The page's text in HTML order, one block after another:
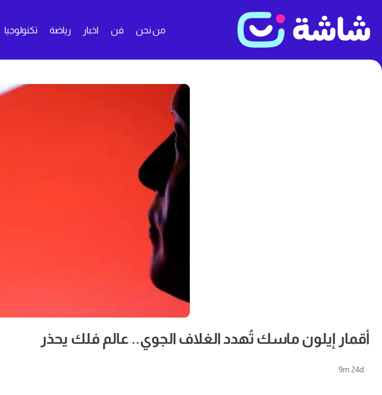
من نحن فن اخبار رياضة تكنولوجيا
أقمار إيلون ماسك تُهدد الغلاف الجوي.. عالم فلك يحذر
9m 24d